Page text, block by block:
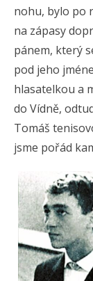
nohu, bylo po
na zápasy
pánem, který
pod jeho
hlasatelkou a
do Vídně,
Tomáš
jsme pořád